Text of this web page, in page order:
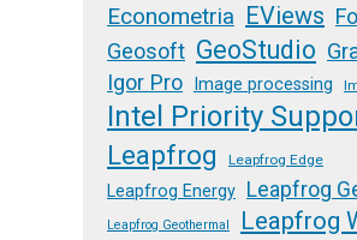
Econometria EViews
Geosoft GeoStudio
Igor Pro
Image processing
Intel Priority
Leapfrog Leapfrog Edge
Leapfrog Energy Leapfrog
Leapfrog Geothermal Leapfrog